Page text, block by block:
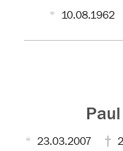
10.08.1962
23.03.2007